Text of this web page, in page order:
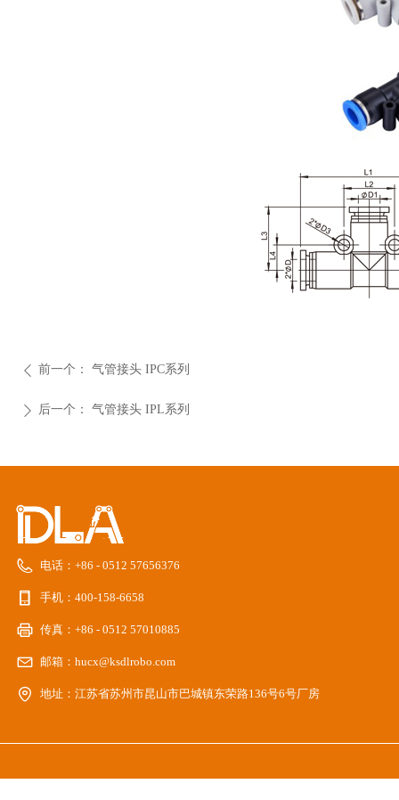
ꄴ 前一个： 气管接头 IPC系列
ꄲ 后一个： 气管接头 IPL系列
电话： +86 - 0512 57656376
手机： 400-158-6658
传真： +86 - 0512 57010885
邮箱： hucx@ksdlrobo.com
地址： 江苏省苏州市昆山市巴城镇东荣路136号6号厂房